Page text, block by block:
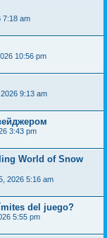
7:18 am
10:56 pm
9:13 am
3:43 pm
World of Snow
2026 5:16 am
del juego?
5:55 pm